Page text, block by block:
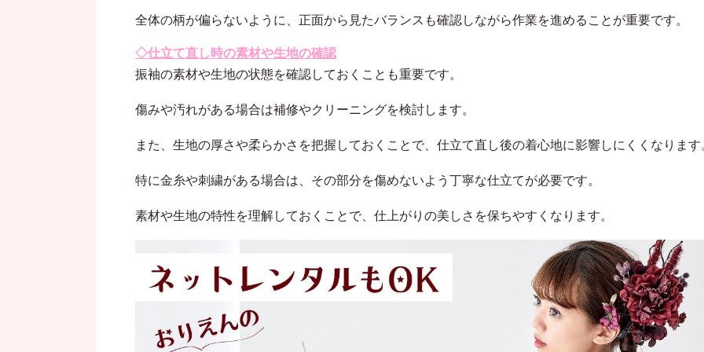
全体の柄が偏らないように、正面から見たバランスも確認しながら作業を進めることが重要です。
◇仕立て直し時の素材や生地の確認
振袖の素材や生地の状態を確認しておくことも重要です。
傷みや汚れがある場合は補修やクリーニングを検討します。
また、生地の厚さや柔らかさを把握しておくことで、仕立て直し後の着心地に影響しにくくなります
特に金糸や刺繍がある場合は、その部分を傷めないよう丁寧な仕立てが必要です。
素材や生地の特性を理解しておくことで、仕上がりの美しさを保ちやすくなります。